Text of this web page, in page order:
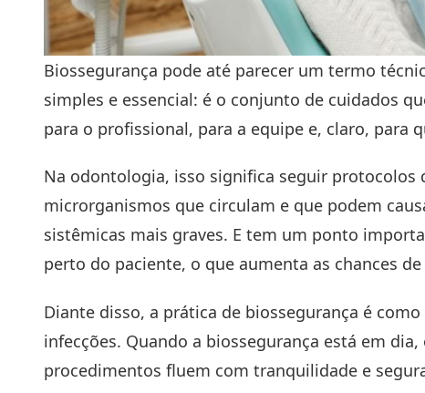
Biossegurança pode até parecer um termo
simples e essencial: é o conjunto de cuidados
para o profissional, para a equipe e, claro, para
Na odontologia, isso significa seguir
microrganismos que circulam e que podem
sistêmicas mais graves. E tem um ponto
perto do paciente, o que aumenta as chances
Diante disso, a prática de biossegurança é
infecções. Quando a biossegurança está em
procedimentos fluem com tranquilidade e